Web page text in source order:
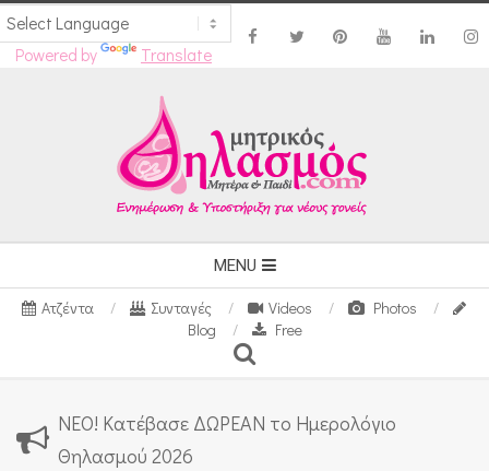
Powered by Translate
Navigation
Menu
MENU
Ατζέντα Συνταγές Videos
Photos
Blog
Free
Search
ΝΕΟ! Κατέβασε ΔΩΡΕΑΝ το Ημερολόγιο
Θηλασμού 2026